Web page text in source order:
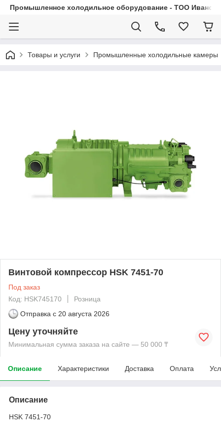
Промышленное холодильное оборудование - ТОО
Товары и услуги Промышленные холодильные камеры
Винтовой компрессор HSK 7451-70
Под заказ
Код: HSK745170
Розница
Отправка с 20 августа 2026
Цену уточняйте
Минимальная сумма заказа на сайте — 50 000 ₸
Описание Характеристики Доставка Оплата
Описание
HSK 7451-70